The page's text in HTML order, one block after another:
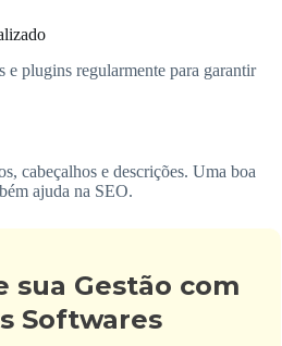
e plugins regularmente para garantir
cabeçalhos e descrições. Uma boa
ajuda na SEO.
sua Gestão com
Softwares